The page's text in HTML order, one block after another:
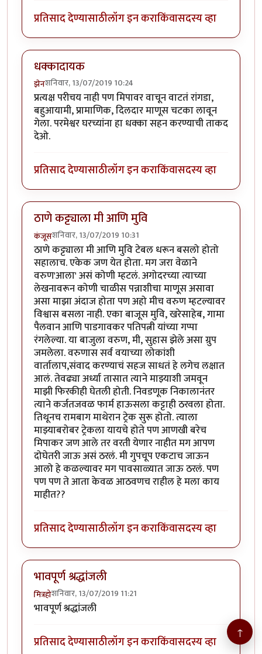
प्रतिसाद देण्यासाठीलॉग इन कराकिंवासदस्य व्हा
धक्कादायक
झेनशनिवार, 13/07/2019 10:24
प्रत्यक्ष परीचय नाही पण मिपावर वाचून वाटतं रांगडा,
बहुआयामी, प्रामाणिक, दिलदार माणूस चटका लावून
गेला. परमेश्वर घरच्यांना हा धक्का सहन करण्याची ताकद
देओ.
प्रतिसाद देण्यासाठीलॉग इन कराकिंवासदस्य व्हा
ठाणे कट्ट्याला मी आणि मुवि
कंजूसशनिवार, 13/07/2019 10:31
ठाणे कट्ट्याला मी आणि मुवि टेबल धरून बसलो होतो
सहालाच. एकेक जण येत होता. मग जरा वेळाने
वरुण'आला' असं कोणी म्हटलं. अगोदरच्या त्याच्या
लेखनावरून कोणी चाळीस पन्नाशीचा माणूस असावा
असा माझा अंदाज होता पण अहो मीच वरुण म्हटल्यावर
विश्वास बसला नाही. एका बाजूस मुवि, खरेसाहेब, गामा
पैलवान आणि पाडगावकर पतिपत्नी यांच्या गप्पा
रंगलेल्या. या बाजुला वरुण, मी, सुहास झेले असा ग्रुप
जमलेला. वरुणास सर्व वयाच्या लोकांशी
वार्तालाप,संवाद करण्याचं सहज साधतं हे लगेच लक्षात
आलं. तेवढ्या अर्ध्या तासात त्याने माझ्याशी जमवून
माझी फिरकीही घेतली होती. निवडणूक निकालानंतर
त्याने कर्जतजवळ फार्म हाऊसला कट्टाही ठरवला होता.
तिथूनच रामबाग माथेरान ट्रेक सुरू होतो. त्याला
माझ्याबरोबर ट्रेकला यायचे होते पण आणखी बरेच
मिपाकर जण आले तर वरती येणार नाहीत मग आपण
दोघेतरी जाऊ असं ठरलं. मी गुपचूप एकटाच जाऊन
आलो हे कळल्यावर मग पावसाळ्यात जाऊ ठरलं. पण
पण पण ते आता केवळ आठवणच राहील हे मला काय
माहीत??
प्रतिसाद देण्यासाठीलॉग इन कराकिंवासदस्य व्हा
भावपूर्ण श्रद्धांजली
मित्रहोशनिवार, 13/07/2019 11:21
भावपूर्ण श्रद्धांजली
प्रतिसाद देण्यासाठीलॉग इन कराकिंवासदस्य व्हा
↑